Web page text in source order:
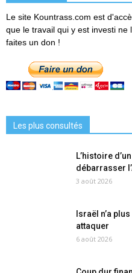
Le site Kountrass.com est
que le travail qui y est investi ne
faites un don !
Les plus consultés
L’histoire
débarrasser
3 août 2026
Israël n’a
attaquer
6 août 2026